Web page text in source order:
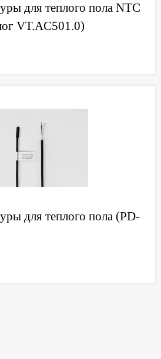
для теплого пола NTC
VT.AC501.0)
для теплого пола (PD-